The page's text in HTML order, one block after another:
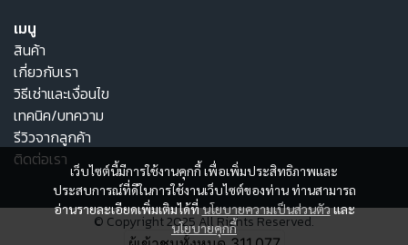
เว็บไซต์นี้มีการใช้งานคุกกี้ เพื่อเพิ่มประสิทธิภาพและ
ประสบการณ์ที่ดีในการใช้งานเว็บไซต์ของท่าน ท่านสามารถ
อ่านรายละเอียดเพิ่มเติมได้ที่นโยบายความเป็นส่วนตัวและ
นโยบายคุกกี้
เมนู
สินค้า
เกี่ยวกับเรา
วิธีเช่าและเงื่อนไข
เทคนิค/บทความ
รีวิวจากลูกค้า
ติดต่อเรา
© Copyright 2025 All Rights Reserved.